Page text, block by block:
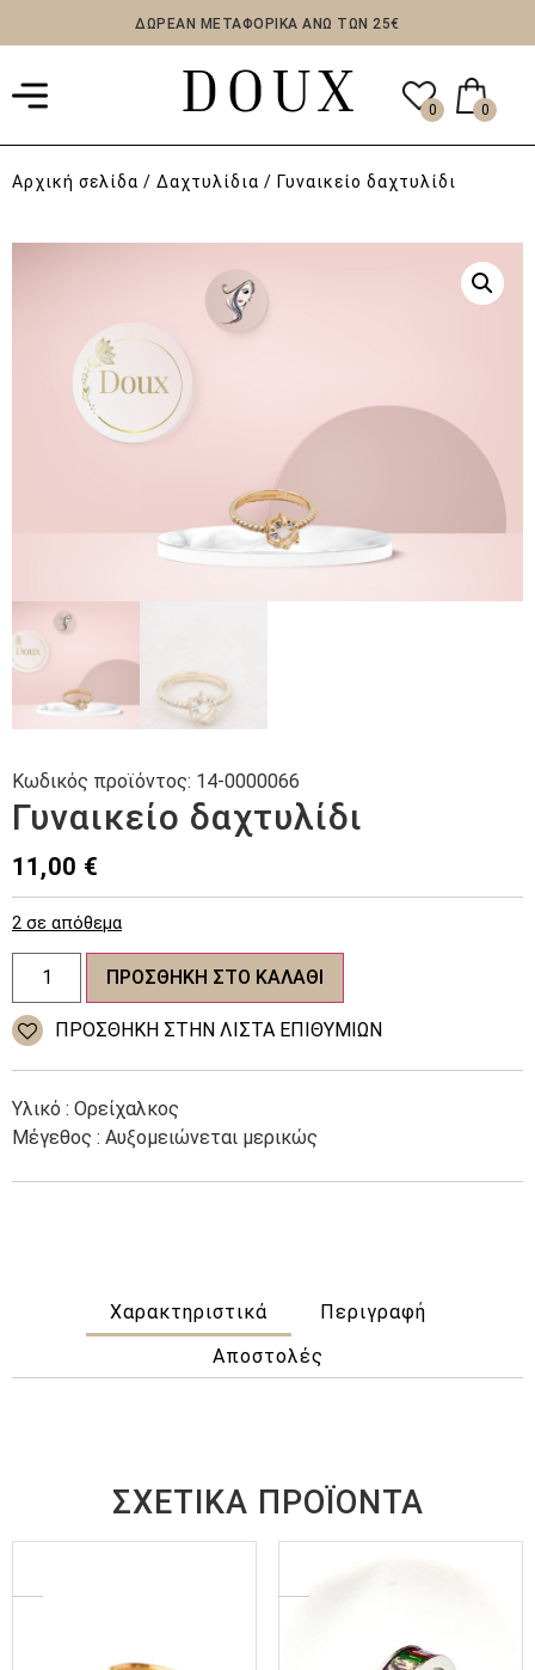
ΔΩΡΕΑΝ ΜΕΤΑΦΟΡΙΚΑ ΑΝΩ ΤΩΝ 25€
0 0
Αρχική σελίδα / Δαχτυλίδια / Γυναικείο δαχτυλίδι
Γυναικείο δαχτυλίδι
11,00 €
Υλικό : Ορείχαλκος
Μέγεθος : Αυξομειώνεται μερικώς
2 σε απόθεμα
Γυναικείο
δαχτυλίδι
ποσότητα
ΠΡΟΣΘΉΚΗ ΣΤΟ ΚΑΛΆΘΙ
ΠΡΌΣΘΉΚΗ ΣΤΗΝ ΛΊΣΤΑ ΕΠΙΘΥΜΙΏΝ
Κωδικός προϊόντος: 14-0000066
Χαρακτηριστικά
Περιγραφή
Αποστολές
ΣΧΕΤΙΚΆ ΠΡΟΪΌΝΤΑ